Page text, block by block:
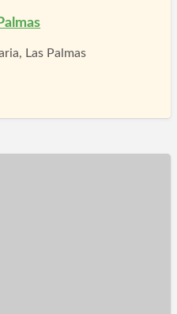
Las Palmas